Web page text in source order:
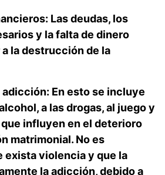
Las deudas, los
y la falta de dinero
la destrucción de la
adicción: En esto se incluye
a las drogas, al juego y
influyen en el deterioro
matrimonial. No es
exista violencia y que la
la adicción, debido a